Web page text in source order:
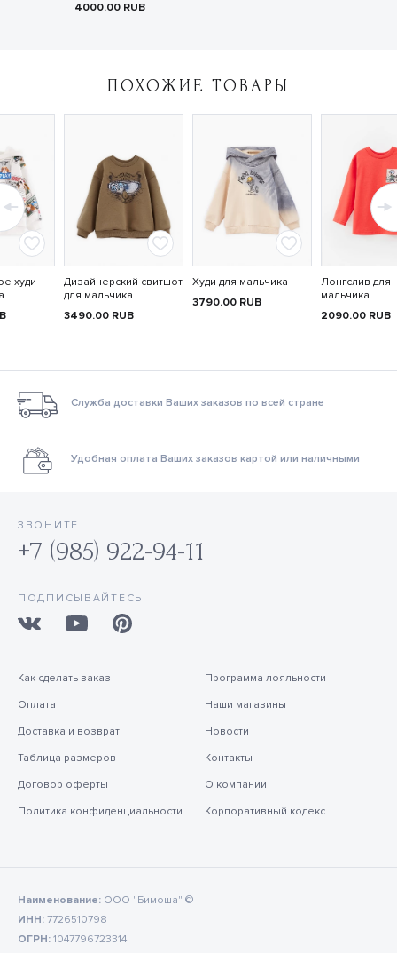
4000.00 RUB
ПОХОЖИЕ ТОВАРЫ
худи
Дизайнерский свитшот
для мальчика
3490.00 RUB
Худи для мальчика
3790.00 RUB
Лонгслив для
мальчика
2090.00 RUB
Служба доставки Ваших заказов по всей стране
Удобная оплата Ваших заказов картой или наличными
ЗВОНИТЕ
+7 (985) 922-94-11
ПОДПИСЫВАЙТЕСЬ
Как сделать заказ
Оплата
Доставка и возврат
Таблица размеров
Договор оферты
Политика конфиденциальности
Программа лояльности
Наши магазины
Новости
Контакты
О компании
Корпоративный кодекс
Наименование: ООО "Бимоша" ©
ИНН: 7726510798
ОГРН: 1047796723314